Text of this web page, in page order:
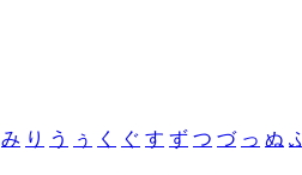
み り う ぅ く ぐ す ず つ づ っ ぬ